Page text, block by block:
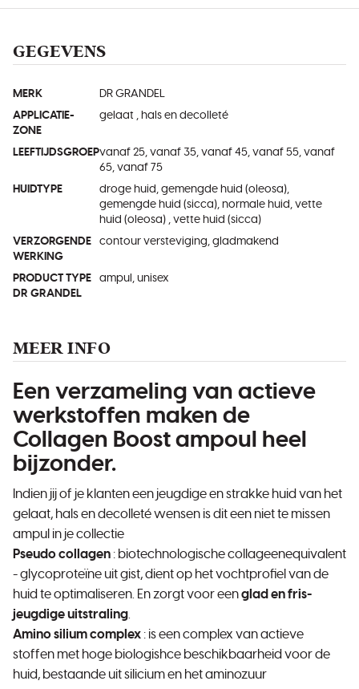
GEGEVENS
MERK
DR GRANDEL
APPLICATIE-
ZONE
gelaat , hals en decolleté
LEEFTIJDSGROEPvanaf 25, vanaf 35, vanaf 45, vanaf 55, vanaf
65, vanaf 75
HUIDTYPE
droge huid, gemengde huid (oleosa),
gemengde huid (sicca), normale huid, vette
huid (oleosa) , vette huid (sicca)
VERZORGENDE
WERKING
contour versteviging, gladmakend
PRODUCT TYPE
DR GRANDEL
ampul, unisex
MEER INFO
Een verzameling van actieve
werkstoffen maken de
Collagen Boost ampoul heel
bijzonder.
Indien jij of je klanten een jeugdige en strakke huid van het
gelaat, hals en decolleté wensen is dit een niet te missen
ampul in je collectie
Pseudo collagen : biotechnologische collageenequivalent
- glycoproteïne uit gist, dient op het vochtprofiel van de
huid te optimaliseren. En zorgt voor eenglad en fris-
jeugdige uitstraling.
Amino silium complex : is een complex van actieve
stoffen met hoge biologishce beschikbaarheid voor de
huid, bestaande uit silicium en het aminozuur